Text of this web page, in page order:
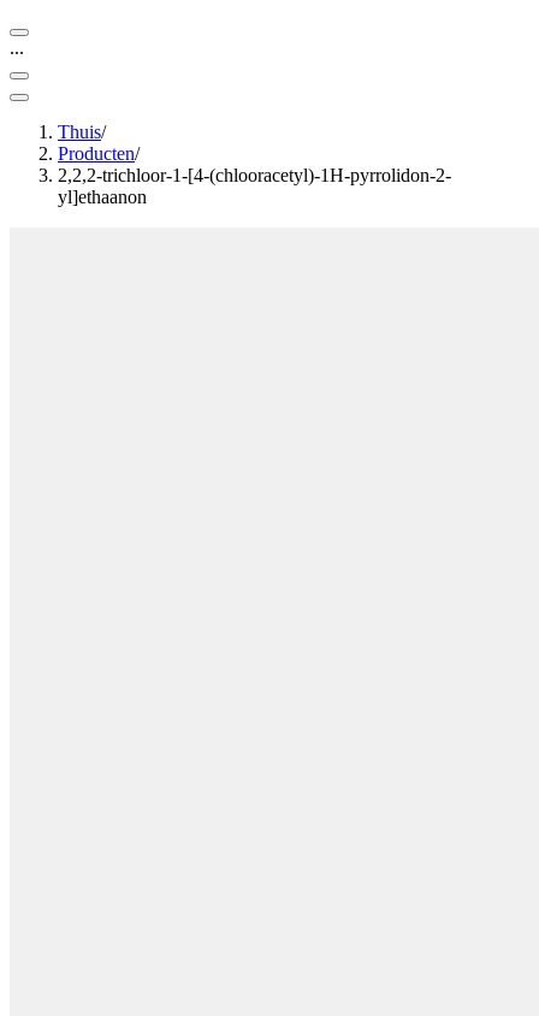
...
Thuis/
Producten/
2,2,2-trichloor-1-[4-(chlooracetyl)-1H-pyrrolidon-2-
yl]ethaanon